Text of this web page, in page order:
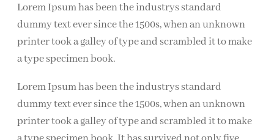
Lorem Ipsum has been the industrys standard
dummy text ever since the 1500s, when an unknown
printer took a galley of type and scrambled it to make
a type specimen book.
Lorem Ipsum has been the industrys standard
dummy text ever since the 1500s, when an unknown
printer took a galley of type and scrambled it to make